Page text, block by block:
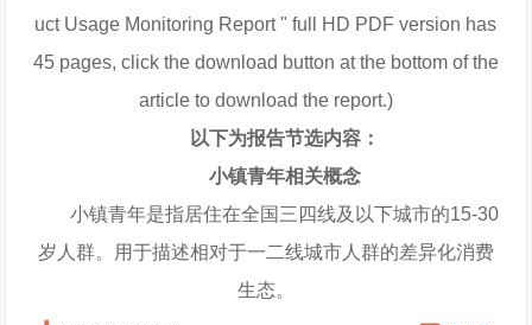
uct Usage Monitoring Report " full HD PDF version has
45 pages, click the download button at the bottom of the
article to download the report.)
以下为报告节选内容：
小镇青年相关概念
小镇青年是指居住在全国三四线及以下城市的15-30
岁人群。用于描述相对于一二线城市人群的差异化消费
生态。